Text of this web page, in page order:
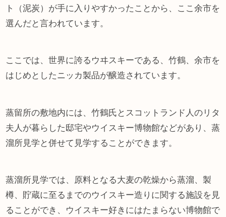
ト（泥炭）が手に入りやすかったことから、ここ余市を
選んだと言われています。
ここでは、世界に誇るウヰスキーである、竹鶴、余市を
はじめとしたニッカ製品が醸造されています。
蒸留所の敷地内には、竹鶴氏とスコットランド人のリタ
夫人が暮らした邸宅やウイスキー博物館などがあり、蒸
溜所見学と併せて見学することができます。
蒸溜所見学では、原料となる大麦の乾燥から蒸溜、製
樽、貯蔵に至るまでのウイスキー造りに関する施設を見
ることができ、ウイスキー好きにはたまらない博物館で